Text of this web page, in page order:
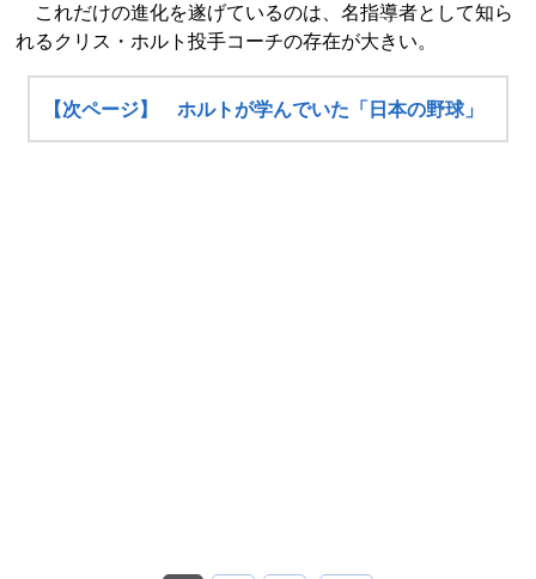
これだけの進化を遂げているのは、名指導者として知ら
れるクリス・ホルト投手コーチの存在が大きい。
【次ページ】 ホルトが学んでいた「日本の野球」